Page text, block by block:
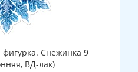
Снежинка 9
ВД-лак)